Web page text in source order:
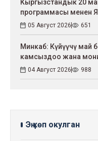
Кыргызстандык 20
программасы менен
05 Август 2026 651
Минкаб: Күйүүчү май
камсыздоо жана
04 Август 2026 988
Эң көп окулган